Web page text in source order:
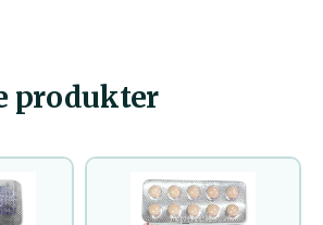
produkter